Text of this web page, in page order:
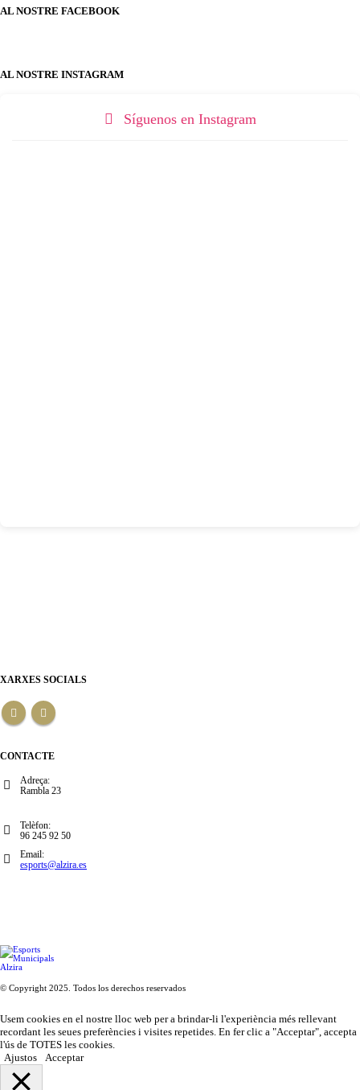
AL NOSTRE FACEBOOK
AL NOSTRE INSTAGRAM
Síguenos en Instagram
XARXES SOCIALS
CONTACTE
Adreça:
Rambla 23
Telèfon:
96 245 92 50
Email:
esports@alzira.es
© Copyright 2025. Todos los derechos reservados
Usem cookies en el nostre lloc web per a brindar-li l'experiència més rellevant
recordant les seues preferències i visites repetides. En fer clic a "Acceptar", accepta
l'ús de TOTES les cookies.
Ajustos
Acceptar